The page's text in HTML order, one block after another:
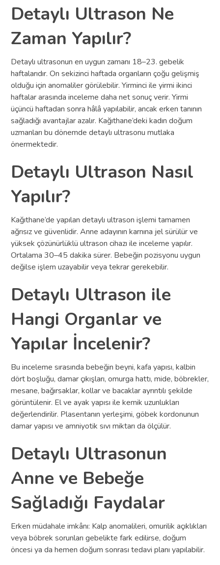
Detaylı Ultrason Ne
Zaman Yapılır?
Detaylı ultrasonun en uygun zamanı 18–23. gebelik
haftalarıdır. On sekizinci haftada organların çoğu gelişmiş
olduğu için anomaliler görülebilir. Yirminci ile yirmi ikinci
haftalar arasında inceleme daha net sonuç verir. Yirmi
üçüncü haftadan sonra hâlâ yapılabilir, ancak erken tanının
sağladığı avantajlar azalır. Kağıthane’deki kadın doğum
uzmanları bu dönemde detaylı ultrasonu mutlaka
önermektedir.
Detaylı Ultrason Nasıl
Yapılır?
Kağıthane’de yapılan detaylı ultrason işlemi tamamen
ağrısız ve güvenlidir. Anne adayının karnına jel sürülür ve
yüksek çözünürlüklü ultrason cihazı ile inceleme yapılır.
Ortalama 30–45 dakika sürer. Bebeğin pozisyonu uygun
değilse işlem uzayabilir veya tekrar gerekebilir.
Detaylı Ultrason ile
Hangi Organlar ve
Yapılar İncelenir?
Bu inceleme sırasında bebeğin beyni, kafa yapısı, kalbin
dört boşluğu, damar çıkışları, omurga hattı, mide, böbrekler,
mesane, bağırsaklar, kollar ve bacaklar ayrıntılı şekilde
görüntülenir. El ve ayak yapısı ile kemik uzunlukları
değerlendirilir. Plasentanın yerleşimi, göbek kordonunun
damar yapısı ve amniyotik sıvı miktarı da ölçülür.
Detaylı Ultrasonun
Anne ve Bebeğe
Sağladığı Faydalar
Erken müdahale imkânı: Kalp anomalileri, omurilik açıklıkları
veya böbrek sorunları gebelikte fark edilirse, doğum
öncesi ya da hemen doğum sonrası tedavi planı yapılabilir.